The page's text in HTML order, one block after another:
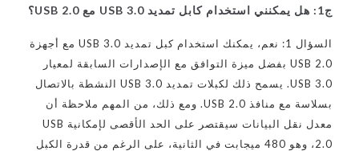
ج1: هل يمكنني استخدام كابل تمديد USB 3.0 مع USB 2.0؟
السؤال 1: نعم، يمكنك استخدام كبل تمديد USB 3.0 مع أجهزة
USB 2.0 بفضل ميزة التوافق مع الإصدارات السابقة لمعيار
USB 3.0. يسمح ذلك لكبلات تمديد USB 3.0 النشطة بالاتصال
بسلاسة مع منافذ USB 2.0. ومع ذلك، من المهم ملاحظة أن
معدل نقل البيانات سيقتصر على الحد الأقصى لإمكانية USB
2.0، وهو 480 ميجابت في الثانية، على الرغم من قدرة الكبل